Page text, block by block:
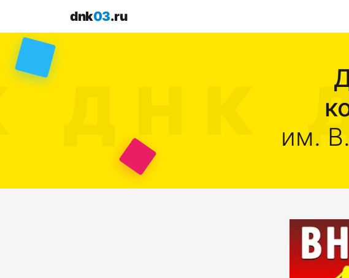
dnk03.ru
им.